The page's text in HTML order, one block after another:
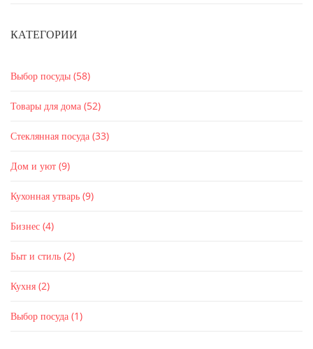
КАТЕГОРИИ
Выбор посуды (58)
Товары для дома (52)
Стеклянная посуда (33)
Дом и уют (9)
Кухонная утварь (9)
Бизнес (4)
Быт и стиль (2)
Кухня (2)
Выбор посуда (1)